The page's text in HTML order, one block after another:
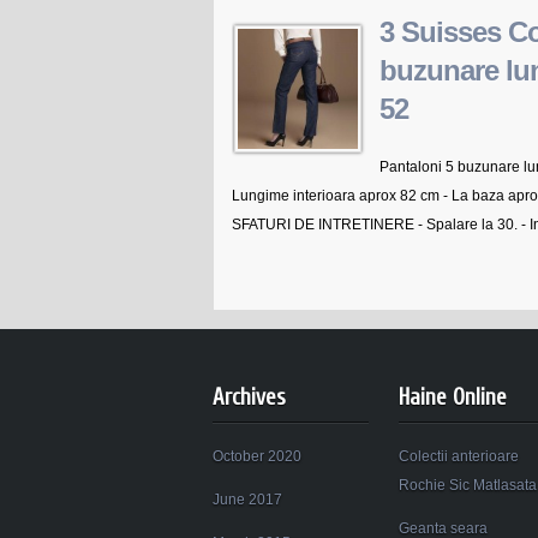
3 Suisses
buzunare
52
Pantaloni 5 buzunare
Lungime interioara aprox 82 cm - La baza
SFATURI DE INTRETINERE - Spalare la 30. -
Archives
October 2020
June 2017
Haine Online
Colectii anterioare
Rochie Sic Matlasata
Geanta seara